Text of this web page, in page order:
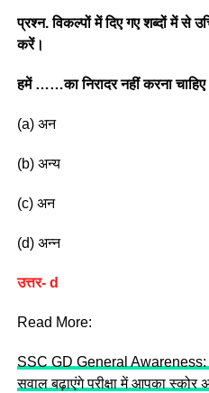
प्रश्न. विकल्पों में दिए गए शब्दों में से
करें।
हमें ……का निरादर नहीं करना
(a) अन
(b) अन्य
(c) अन
(d) अन्न
उत्तर- d
Read More:
SSC GD General Awareness:
सवाल बढ़ाएंगे परीक्षा में आपका स्कोर